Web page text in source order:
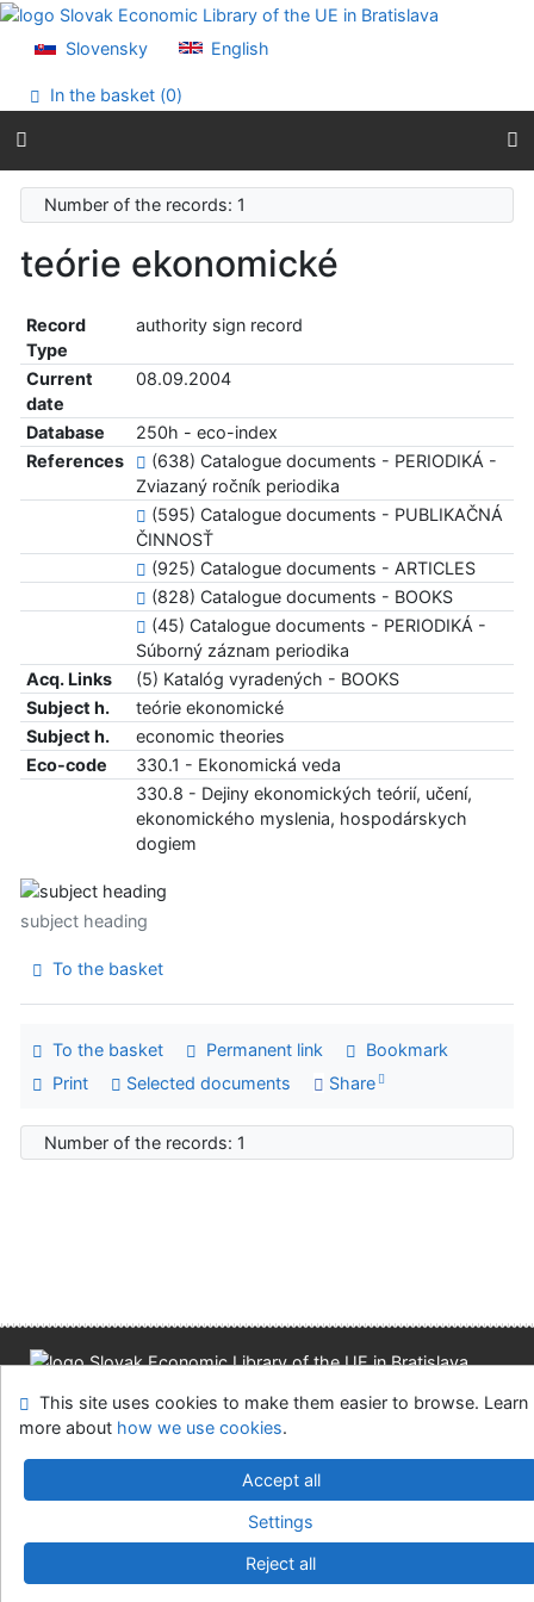
Go to content
Accessibility declaration
Slovensky English
In the basket (0)
Number of the records: 1
teórie ekonomické
Record
Type
authority sign record
Current
date
08.09.2004
Database
250h - eco-index
References
(638) Catalogue documents - PERIODIKÁ -
Zviazaný ročník periodika
(595) Catalogue documents - PUBLIKAČNÁ
ČINNOSŤ
(925) Catalogue documents - ARTICLES
(828) Catalogue documents - BOOKS
(45) Catalogue documents - PERIODIKÁ -
Súborný záznam periodika
Acq. Links
(5) Katalóg vyradených - BOOKS
Subject h.
teórie ekonomické
Subject h.
economic theories
Eco-code
330.1 - Ekonomická veda
330.8 - Dejiny ekonomických teórií, učení,
ekonomického myslenia, hospodárskych
dogiem
subject heading
To the basket
To the basket Permanent link
Bookmark
Print
Selected documents Share
Number of the records: 1
Site map Accessibility Privacy
OpenSearch module
Feedback form
Cookie settings
Slovak Economic Library of the UE in Bratislava
v.4.8.63a-Cosmotron Slovakia, s.r.o.
This site uses cookies to make them easier to browse. Learn
more about how we use cookies.
Accept all
Settings
Reject all